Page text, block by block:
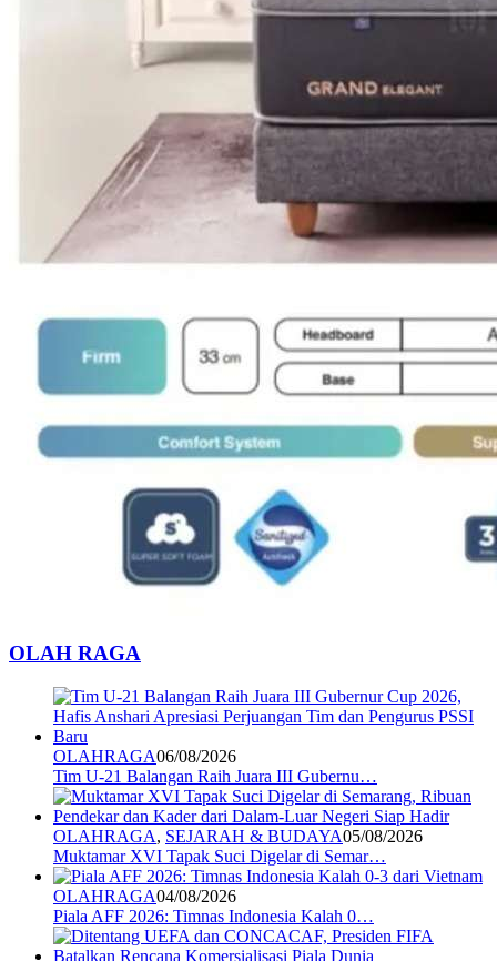
OLAH RAGA
OLAHRAGA06/08/2026
Tim U-21 Balangan Raih Juara III Gubernu…
OLAHRAGA, SEJARAH & BUDAYA05/08/2026
Muktamar XVI Tapak Suci Digelar di Semar…
OLAHRAGA04/08/2026
Piala AFF 2026: Timnas Indonesia Kalah 0…